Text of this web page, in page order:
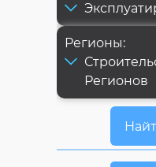
Регионы:
Регионов